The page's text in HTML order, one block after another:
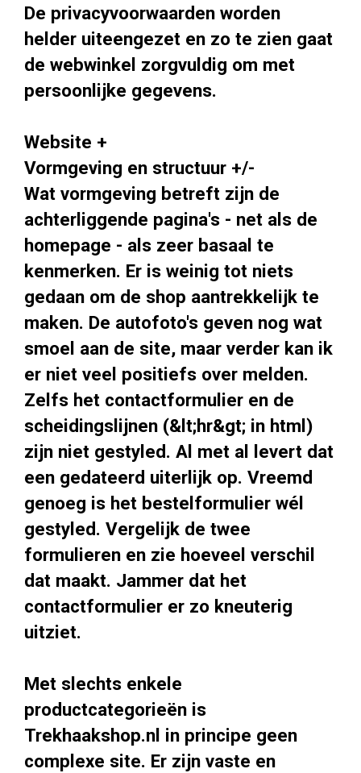
De privacyvoorwaarden worden
helder uiteengezet en zo te zien gaat
de webwinkel zorgvuldig om met
persoonlijke gegevens.
Website +
Vormgeving en structuur +/-
Wat vormgeving betreft zijn de
achterliggende pagina's - net als de
homepage - als zeer basaal te
kenmerken. Er is weinig tot niets
gedaan om de shop aantrekkelijk te
maken. De autofoto's geven nog wat
smoel aan de site, maar verder kan ik
er niet veel positiefs over melden.
Zelfs het contactformulier en de
scheidingslijnen (&lt;hr&gt; in html)
zijn niet gestyled. Al met al levert dat
een gedateerd uiterlijk op. Vreemd
genoeg is het bestelformulier wél
gestyled. Vergelijk de twee
formulieren en zie hoeveel verschil
dat maakt. Jammer dat het
contactformulier er zo kneuterig
uitziet.
Met slechts enkele
productcategorieën is
Trekhaakshop.nl in principe geen
complexe site. Er zijn vaste en